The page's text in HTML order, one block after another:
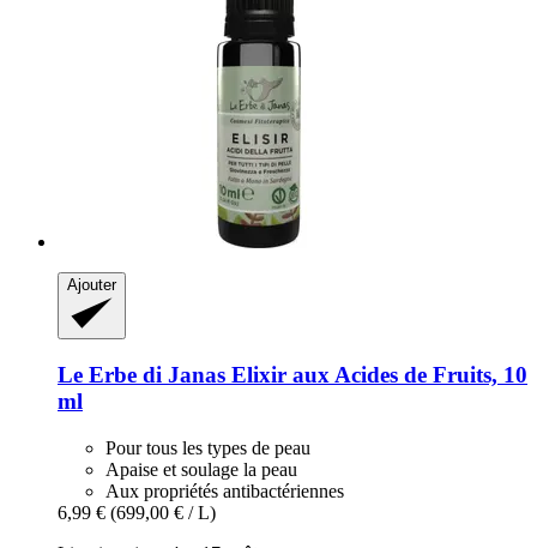
Ajouter
Le Erbe di Janas Elixir aux Acides de Fruits, 10
ml
Pour tous les types de peau
Apaise et soulage la peau
Aux propriétés antibactériennes
6,99 € (699,00 € / L)